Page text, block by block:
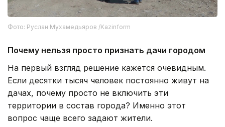
Фото: Руслан Мухамедьяров /Kazinform
Почему нельзя просто признать дачи городом
На первый взгляд решение кажется очевидным.
Если десятки тысяч человек постоянно живут на
дачах, почему просто не включить эти
территории в состав города? Именно этот
вопрос чаще всего задают жители.